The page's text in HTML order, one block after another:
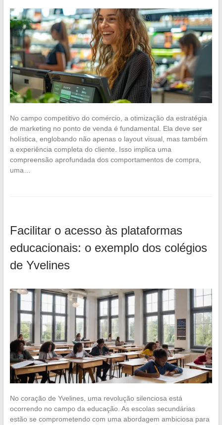
No campo competitivo do comércio, a otimização da estratégia
de marketing no ponto de venda é fundamental. Ela deve ser
holística, englobando não apenas o layout visual, mas também
a experiência completa do cliente. Isso implica uma
compreensão aprofundada dos comportamentos de compra,
uma…
Facilitar o acesso às plataformas
educacionais: o exemplo dos colégios
de Yvelines
No coração de Yvelines, uma revolução silenciosa está
ocorrendo no campo da educação. As escolas secundárias
estão se comprometendo com uma abordagem ambiciosa para